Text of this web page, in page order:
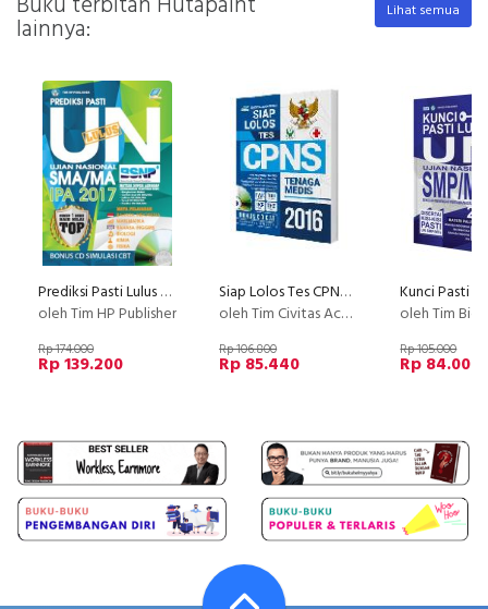
lainnya:
Lihat semua
Prediksi Pasti Lulus UN SMA/MA IPA 2017 [Bonus CD SIMULASI CBT]
oleh Tim HP Publisher
Rp 174.000
Rp 139.200
Siap Lolos Tes CPNS Tenaga Medis 2016
oleh Tim Civitas Academica
Rp 106.800
Rp 85.440
oleh Tim Bio
Rp 105.000
Rp 84.000